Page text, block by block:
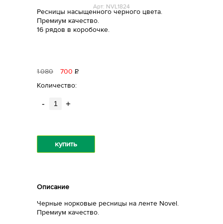
Арт: NVL1824
Ресницы насыщенного черного цвета.
Премиум качество.
16 рядов в коробочке.
1080 700 Р
Количество:
- +
купить
Описание
Черные норковые ресницы на ленте Novel.
Премиум качество.